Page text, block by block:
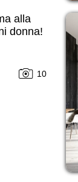
alla
donna!
10